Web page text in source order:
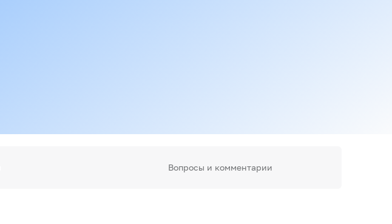
Вопросы и комментарии